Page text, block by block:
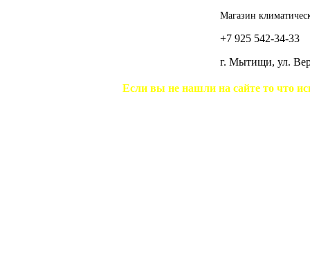
Магазин
+7 925 542-34-33
г. Мытищи, ул.
Если вы не нашли на сайте то что